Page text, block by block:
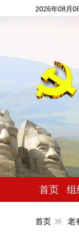
2026年08月
首页 组
首页 老